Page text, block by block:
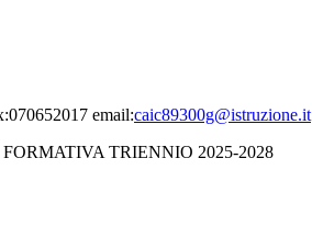
email:caic89300g@istruzione.it
TRIENNIO 2025-2028